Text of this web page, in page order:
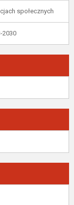
społecznych
2030